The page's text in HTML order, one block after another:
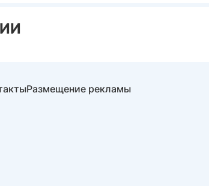
Размещение рекламы